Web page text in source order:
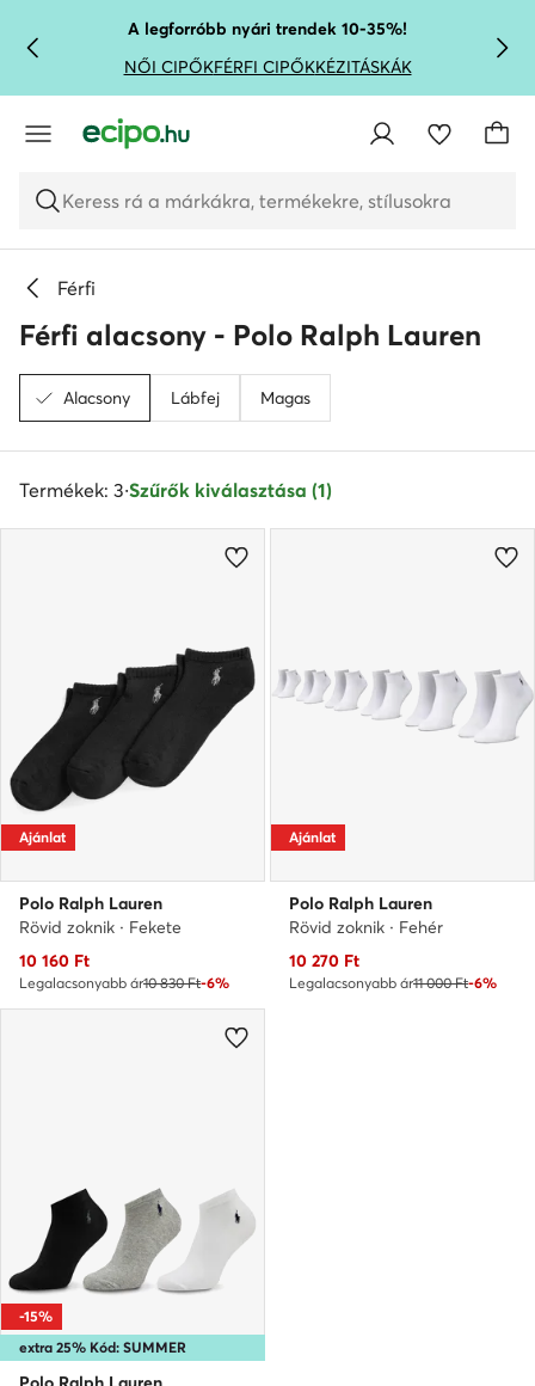
UGRÁS A FŐ TARTALOMRA
UGRÁS A KERESÉSHEZA legforróbb nyári trendek 10-35%!
NŐI CIPŐKFÉRFI CIPŐKKÉZITÁSKÁK
Keress rá a márkákra, termékekre, stílusokra
Férfi
Férfi alacsony - Polo Ralph Lauren
Alacsony Lábfej Magas
Termékek: 3·Szűrők kiválasztása (1)
Ajánlat
Polo Ralph Lauren
Rövid zoknik · Fekete
Aktuális ár
10 160 Ft
Legalacsonyabb ár10 830 Ft-6%
Ajánlat
Polo Ralph Lauren
Rövid zoknik · Fehér
Aktuális ár
10 270 Ft
Legalacsonyabb ár11 000 Ft-6%
extra 25% Kód: SUMMER
-15%